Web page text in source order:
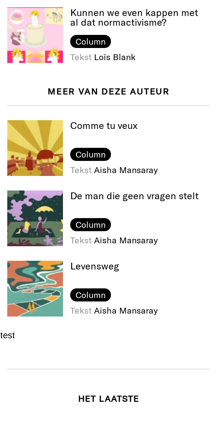
Kunnen we even kappen met
al dat normactivisme?
Column
Tekst Loïs Blank
MEER VAN DEZE AUTEUR
Comme tu veux
Column
Tekst Aisha Mansaray
De man die geen vragen stelt
Column
Tekst Aisha Mansaray
Levensweg
Column
Tekst Aisha Mansaray
test
HET LAATSTE